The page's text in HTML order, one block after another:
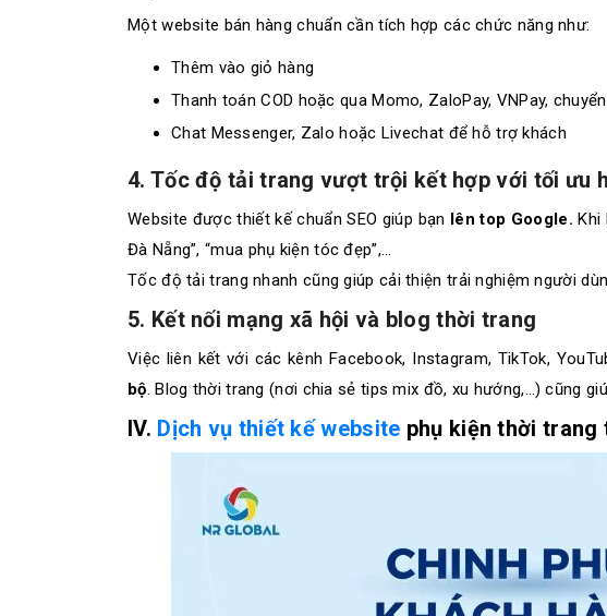
Một website bán hàng chuẩn cần tích hợp các chức năng như:
Thêm vào giỏ hàng
Thanh toán COD hoặc qua Momo, ZaloPay, VNPay,
Chat Messenger, Zalo hoặc Livechat để hỗ trợ khách
4. Tốc độ tải trang vượt trội kết hợp với tối ưu
Website được thiết kế chuẩn SEO giúp bạn lên top Google. Khi
Đà Nẵng”, “mua phụ kiện tóc đẹp”,…
Tốc độ tải trang nhanh cũng giúp cải thiện trải nghiệm người
5. Kết nối mạng xã hội và blog thời trang
Việc liên kết với các kênh Facebook, Instagram, TikTok,
bộ. Blog thời trang (nơi chia sẻ tips mix đồ, xu hướng,…) cũng
IV. Dịch vụ thiết kế website phụ kiện thời trang